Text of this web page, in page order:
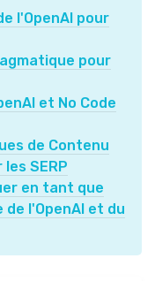
l'OpenAI pour
pour
et No Code
de Contenu
SERP
en tant que
l'OpenAI et du